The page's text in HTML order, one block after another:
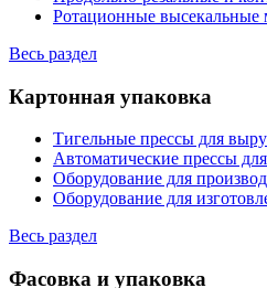
Ротационные
Весь раздел
Картонная упаковка
Тигельные прессы для
Автоматические прессы
Оборудование для
Оборудование для
Весь раздел
Фасовка и упаковка